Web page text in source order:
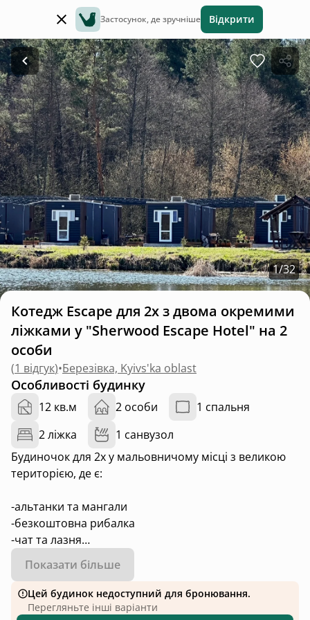
Застосунок, де зручніше Відкрити
1/32
Котедж Escape для 2х з двома окремими
ліжками у "Sherwood Escape Hotel" на 2
особи
(1 відгук)•Березівка, Kyivs'ka oblast
Особливості будинку
12 кв.м 2 особи
1 спальня
2 ліжка
1 санвузол
Будиночок для 2х у мальовничому місці з великою
територією, де є:
-альтанки та мангали
-безкоштовна рибалка
-чат та лазня
-великий ліс і 4 озера
-пляж та пляжний бар влітку
-лодки та сапи влітку
-колиба з українськими традиційними стравами
Показати більше
Цей будинок недоступний для бронювання.
Перегляньте інші варіанти